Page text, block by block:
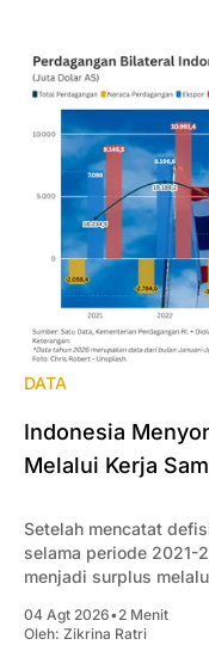
DATA
Indonesia
Melalui Kerja
Setelah mencatat
selama periode 2021-
menjadi surplus
04 Agt 2026•2 Menit
Oleh: Zikrina Ratri